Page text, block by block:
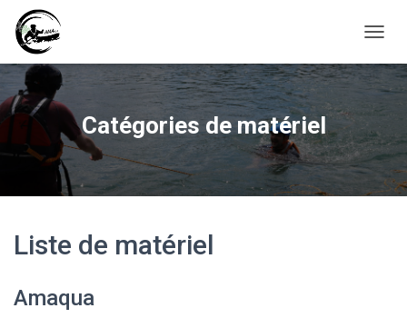
É
P
I
E
R
Catégories de matériel
Liste de matériel
Amaqua